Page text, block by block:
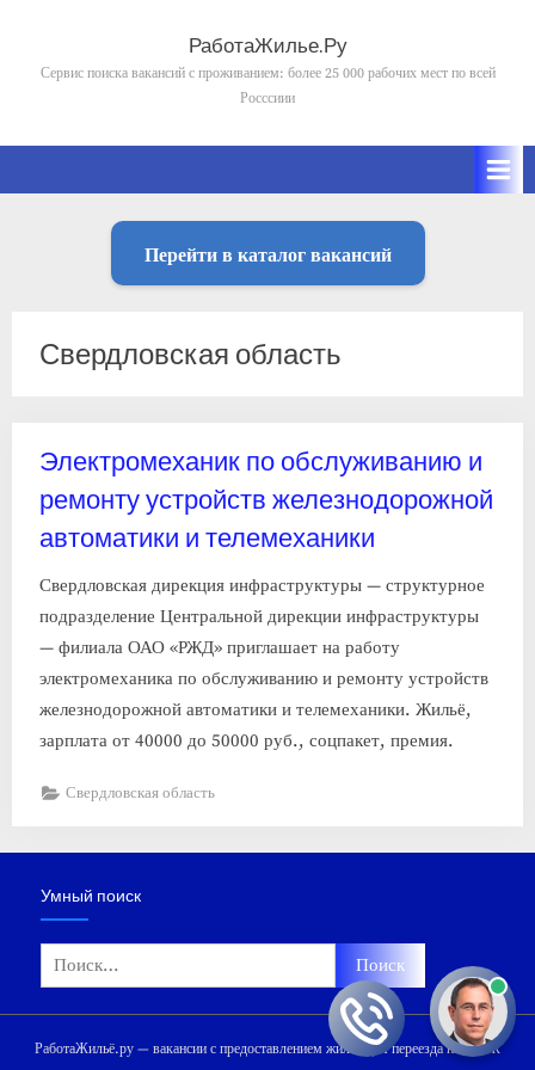
content
РаботаЖилье.Ру
Сервис поиска вакансий с проживанием: более 25 000 рабочих мест по всей
Росссиии
Перейти в каталог вакансий
Свердловская область
Электромеханик по обслуживанию и
ремонту устройств железнодорожной
автоматики и телемеханики
Свердловская дирекция инфраструктуры — структурное
подразделение Центральной дирекции инфраструктуры
— филиала ОАО «РЖД» приглашает на работу
электромеханика по обслуживанию и ремонту устройств
железнодорожной автоматики и телемеханики. Жильё,
зарплата от 40000 до 50000 руб., соцпакет, премия.
Свердловская область
Умный поиск
Найти:
РаботаЖильё.ру — вакансии с предоставлением жилья для переезда на ПМЖ